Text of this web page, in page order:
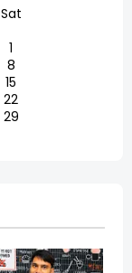
Sat
1
8
15
22
29